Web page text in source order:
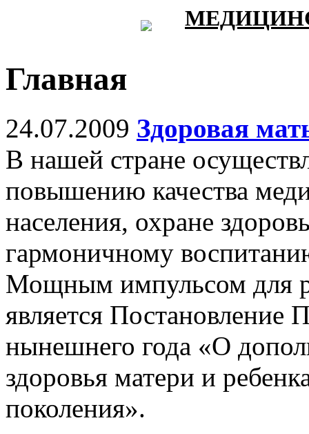
Главная
24.07.2009 Здоровая
В нашей стране
повышению качества
населения, охране
гармоничному
Мощным импульсом для
является Постановление
нынешнего года «О
здоровья матери и
поколения».